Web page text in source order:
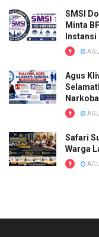
SMSI
Minta
Agus
Narkoba
Safari
Warga